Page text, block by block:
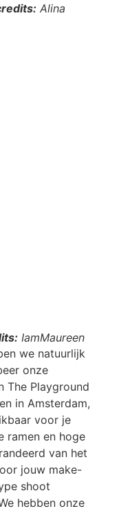
Alina
IamMaureen
we natuurlijk
onze
The Playground
in Amsterdam,
voor je
ramen en hoge
van het
jouw make-
shoot
hebben onze